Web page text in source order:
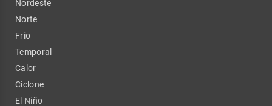
Nordeste
Norte
Frio
Temporal
Calor
Ciclone
El Niño